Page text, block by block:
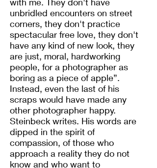
unbridled encounters on street
corners, they don't practice
spectacular free love, they don't
have any kind of new look, they
are just, moral, hardworking
people, for a photographer as
boring as a piece of apple”.
Instead, even the last of his
scraps would have made any
other photographer happy.
Steinbeck writes. His words are
dipped in the spirit of
compassion, of those who
approach a reality they do not
know and who want to